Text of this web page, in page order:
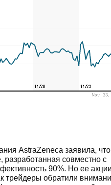
AstraZeneca заявила,
разработанная совместно с
90%. Но ее
трейдеры обратили